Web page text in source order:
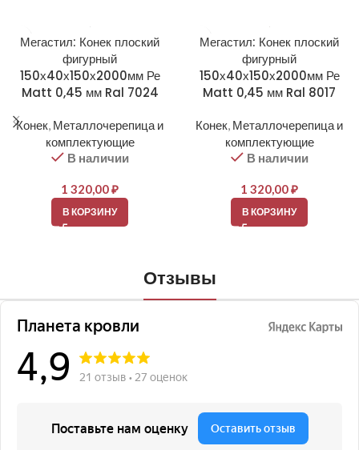
Мегастил: Конек плоский
фигурный
150х40х150х2000мм Ре
Matt 0,45 мм Ral 7024
Конек, Металлочерепица и
комплектующие
В наличии
1 320,00₽
В КОРЗИНУ
Мегастил: Конек плоский
фигурный
150х40х150х2000мм Ре
Matt 0,45 мм Ral 8017
Конек, Металлочерепица и
комплектующие
В наличии
1 320,00₽
В КОРЗИНУ
Отзывы